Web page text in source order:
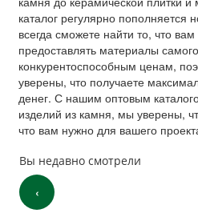
каталог регулярно пополняется
всегда сможете найти то, что
предоставлять материалы
конкурентоспособным ценам,
уверены, что получаете
денег. С нашим оптовым
изделий из камня, мы уверены,
что вам нужно для вашего
Вы недавно смотрели
‹